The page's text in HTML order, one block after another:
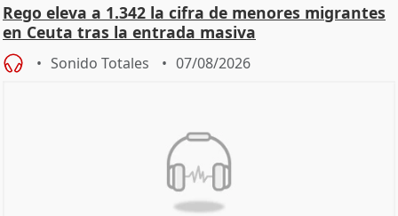
Rego eleva a 1.342 la cifra de menores migrantes
en Ceuta tras la entrada masiva
Sonido Totales 07/08/2026